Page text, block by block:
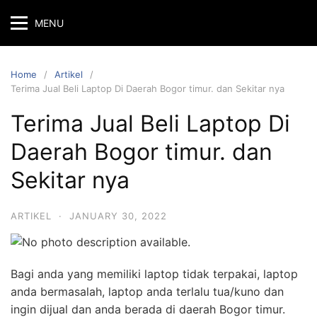
MENU
Home
Artikel
Terima Jual Beli Laptop Di Daerah Bogor timur. dan Sekitar nya
Terima Jual Beli Laptop Di
Daerah Bogor timur. dan
Sekitar nya
ARTIKEL · JANUARY 30, 2022
Bagi anda yang memiliki laptop tidak terpakai, laptop
anda bermasalah, laptop anda terlalu tua/kuno dan
ingin dijual dan anda berada di daerah Bogor timur.